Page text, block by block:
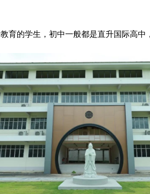
育的学生，初中一般都是直升国际高中